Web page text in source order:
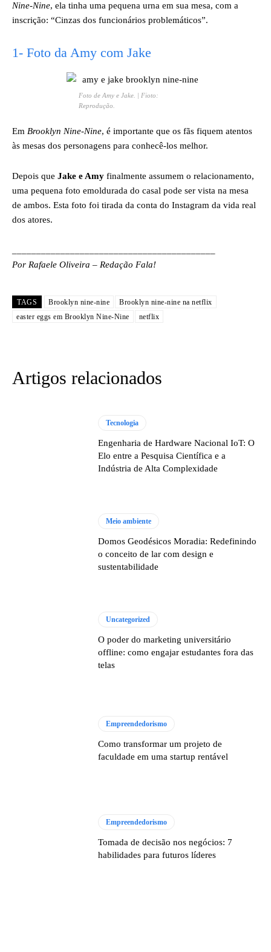
Nine-Nine, ela tinha uma pequena urna em sua mesa, com a
inscrição: “Cinzas dos funcionários problemáticos”.
1- Foto da Amy com Jake
Foto de Amy e Jake. | Fioto:
Reprodução.
Em Brooklyn Nine-Nine, é importante que os fãs fiquem atentos
às mesas dos personagens para conhecê-los melhor.
Depois que Jake e Amy finalmente assumem o relacionamento,
uma pequena foto emoldurada do casal pode ser vista na mesa
de ambos. Esta foto foi tirada da conta do Instagram da vida real
dos atores.
Por Rafaele Oliveira – Redação Fala!
TAGS Brooklyn nine-nine
Brooklyn nine-nine na netflix
easter eggs em Brooklyn Nine-Nine
netflix
Artigos relacionados
Tecnologia
Engenharia de Hardware Nacional IoT: O
Elo entre a Pesquisa Científica e a
Indústria de Alta Complexidade
Meio ambiente
Domos Geodésicos Moradia: Redefinindo
o conceito de lar com design e
sustentabilidade
Uncategorized
O poder do marketing universitário
offline: como engajar estudantes fora das
telas
Empreendedorismo
Como transformar um projeto de
faculdade em uma startup rentável
Empreendedorismo
Tomada de decisão nos negócios: 7
habilidades para futuros líderes